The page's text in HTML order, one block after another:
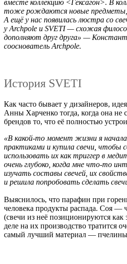
вместе коллекцию <Гексагон>. В
тоже рождаются новые предметы,
А ещё у нас появилась люстра со
у Archpole и SVETI — схожая
дополняют друг друга» —
сооснователь Archpole.
История SVETI
Как часто бывает у дизайнеров,
Анны Харченко тогда, когда она не
брендов то, что её полностью
«В какой-то момент жизни я
практиками и купила свечи, чтобы
использовать их как триггер в
очень глубоко, когда мне что-то
изучать составы свечей, их
и решила попробовать сделать
Выяснилось, что парафин при
человека продукты распада. Соя —
(свечи из неё позиционируются
деле на их производство тратится
самый лучший материал —